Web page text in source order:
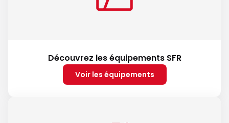
Découvrez les équipements SFR
Voir les équipements